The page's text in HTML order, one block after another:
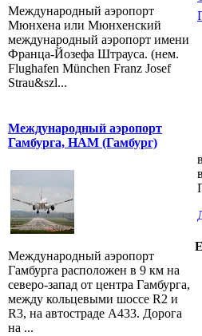
Международный аэропорт
Мюнхена или Мюнхенский
международный аэропорт имени
Франца-Йозефа Штрауса. (нем.
Flughafen München Franz Josef
Strau&szl...
Международный аэропорт
Гамбурга, HAM (Гамбург)
Международный аэропорт
Гамбурга расположен в 9 км на
северо-запад от центра Гамбурга,
между кольцевыми шоссе R2 и
R3, на автостраде A433. Дорога
на ...